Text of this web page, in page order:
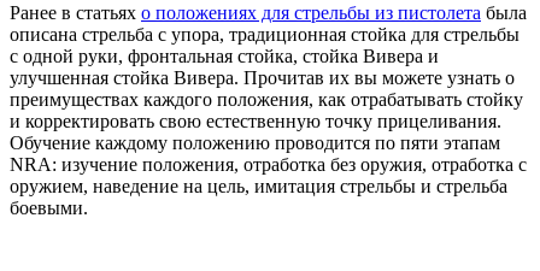
Ранее в статьях о положениях для стрельбы из пистолета была
описана стрельба с упора, традиционная стойка для стрельбы
с одной руки, фронтальная стойка, стойка Вивера и
улучшенная стойка Вивера. Прочитав их вы можете узнать о
преимуществах каждого положения, как отрабатывать стойку
и корректировать свою естественную точку прицеливания.
Обучение каждому положению проводится по пяти этапам
NRA: изучение положения, отработка без оружия, отработка с
оружием, наведение на цель, имитация стрельбы и стрельба
боевыми.